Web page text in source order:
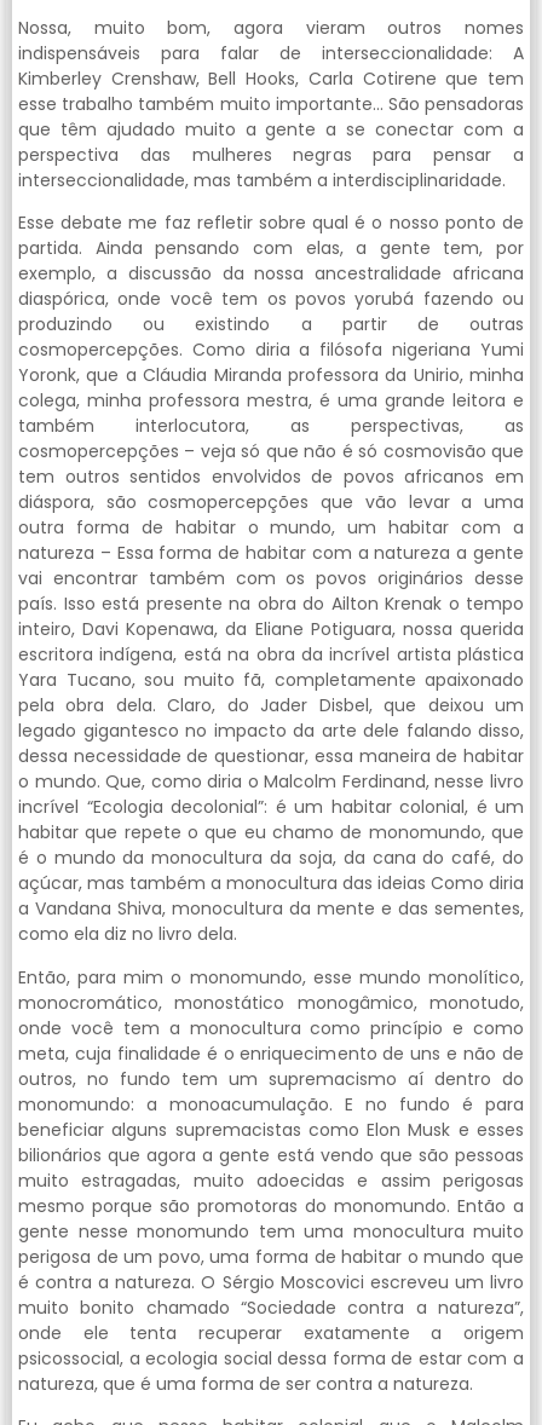
Nossa, muito bom, agora vieram outros nomes
indispensáveis para falar de interseccionalidade: A
Kimberley Crenshaw, Bell Hooks, Carla Cotirene que tem
esse trabalho também muito importante… São pensadoras
que têm ajudado muito a gente a se conectar com a
perspectiva das mulheres negras para pensar a
interseccionalidade, mas também a interdisciplinaridade.
Esse debate me faz refletir sobre qual é o nosso ponto de
partida. Ainda pensando com elas, a gente tem, por
exemplo, a discussão da nossa ancestralidade africana
diaspórica, onde você tem os povos yorubá fazendo ou
produzindo ou existindo a partir de outras
cosmopercepções. Como diria a filósofa nigeriana Yumi
Yoronk, que a Cláudia Miranda professora da Unirio, minha
colega, minha professora mestra, é uma grande leitora e
também interlocutora, as perspectivas, as
cosmopercepções – veja só que não é só cosmovisão que
tem outros sentidos envolvidos de povos africanos em
diáspora, são cosmopercepções que vão levar a uma
outra forma de habitar o mundo, um habitar com a
natureza – Essa forma de habitar com a natureza a gente
vai encontrar também com os povos originários desse
país. Isso está presente na obra do Ailton Krenak o tempo
inteiro, Davi Kopenawa, da Eliane Potiguara, nossa querida
escritora indígena, está na obra da incrível artista plástica
Yara Tucano, sou muito fã, completamente apaixonado
pela obra dela. Claro, do Jader Disbel, que deixou um
legado gigantesco no impacto da arte dele falando disso,
dessa necessidade de questionar, essa maneira de habitar
o mundo. Que, como diria o Malcolm Ferdinand, nesse livro
incrível “Ecologia decolonial”: é um habitar colonial, é um
habitar que repete o que eu chamo de monomundo, que
é o mundo da monocultura da soja, da cana do café, do
açúcar, mas também a monocultura das ideias Como diria
a Vandana Shiva, monocultura da mente e das sementes,
como ela diz no livro dela.
Então, para mim o monomundo, esse mundo monolítico,
monocromático, monostático monogâmico, monotudo,
onde você tem a monocultura como princípio e como
meta, cuja finalidade é o enriquecimento de uns e não de
outros, no fundo tem um supremacismo aí dentro do
monomundo: a monoacumulação. E no fundo é para
beneficiar alguns supremacistas como Elon Musk e esses
bilionários que agora a gente está vendo que são pessoas
muito estragadas, muito adoecidas e assim perigosas
mesmo porque são promotoras do monomundo. Então a
gente nesse monomundo tem uma monocultura muito
perigosa de um povo, uma forma de habitar o mundo que
é contra a natureza. O Sérgio Moscovici escreveu um livro
muito bonito chamado “Sociedade contra a natureza”,
onde ele tenta recuperar exatamente a origem
psicossocial, a ecologia social dessa forma de estar com a
natureza, que é uma forma de ser contra a natureza.